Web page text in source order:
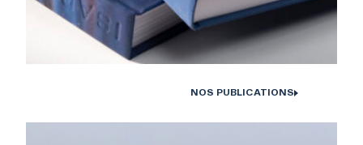
Monographies Solstice de Bertrand Carrière et Isabelle Hayeur.
NOS PUBLICATIONS